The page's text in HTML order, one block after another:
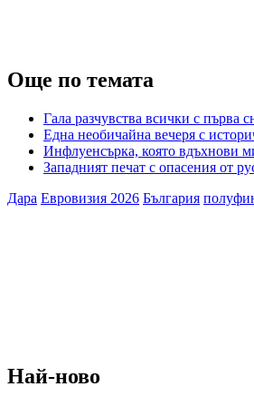
Още по темата
Гала разчувства всички с първа
Една необичайна вечеря с
Инфлуенсърка, която вдъхнови
Западният печат с опасения от
Дара Евровизия 2026 България
Най-ново